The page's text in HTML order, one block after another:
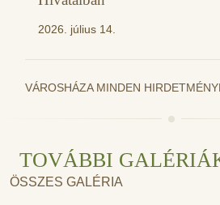
2026. július 14.
VÁROSHÁZA MINDEN
TOVÁBBI
ÖSSZES GALÉRIA